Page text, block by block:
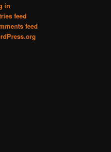
in
feed
feed